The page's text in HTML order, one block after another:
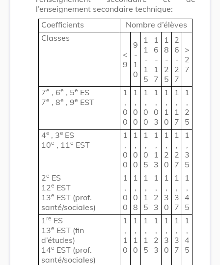
l’enseignement secondaire technique:
Coefficients
Nombre d’élèves
Classes
<
9
9
-
1
0
1
1
-
1
5
1
6
-
1
7
1
8
-
2
5
2
6
-
2
7
>
2
7
7e , 6e , 5e ES
7e , 8e , 9e EST
1
,
0
0
1
,
0
0
1
,
0
0
1
,
0
3
1
,
1
0
1
,
1
7
1
,
2
5
4e , 3e ES
10e , 11 e EST
1
,
0
0
1
,
0
0
1
,
0
5
1
,
1
3
1
,
2
0
1
,
2
7
1
,
3
5
2e ES
12e EST
13e EST (prof.
santé/sociales)
1
,
0
0
1
,
0
8
1
,
1
5
1
,
2
3
1
,
3
0
1
,
3
7
1
,
4
5
1 re ES
13e EST (fin
d’études)
14e EST (prof.
santé/sociales)
1
,
1
0
1
,
1
0
1
,
1
5
1
,
2
3
1
,
3
0
1
,
3
7
1
,
4
5